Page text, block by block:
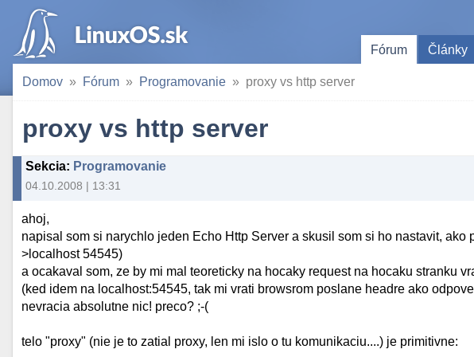
Fórum
Články
Domov Fórum Programovanie proxy vs http server
proxy vs http server
Sekcia: Programovanie
04.10.2008 | 13:31
ahoj,
napisal som si narychlo jeden Echo Http Server a skusil som si ho nastavit, ako
>localhost 54545)
a ocakaval som, ze by mi mal teoreticky na hocaky request na hocaku stranku
(ked idem na localhost:54545, tak mi vrati browsrom poslane headre ako
nevracia absolutne nic! preco? ;-(
telo "proxy" (nie je to zatial proxy, len mi islo o tu komunikaciu....) je primitivne: